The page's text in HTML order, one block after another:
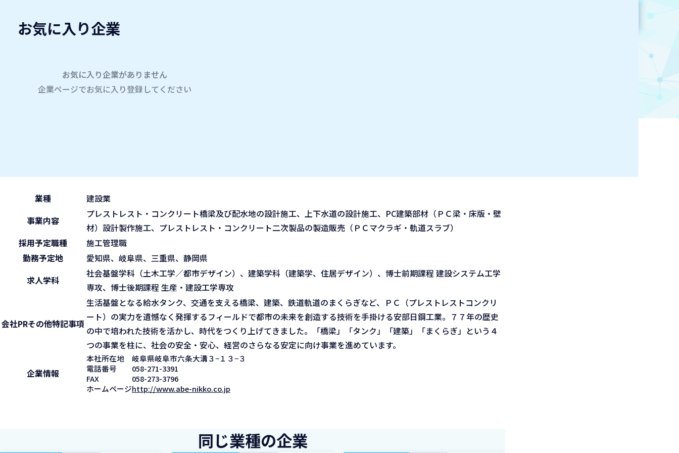
学内企業研究会2026
company
業種
建設業
事業内容
プレストレスト・コンクリート橋梁及び配水地の設計施工、上下水道の設計施工、PC建築部材（ＰＣ梁・床版・壁
材）設計製作施工、プレストレスト・コンクリート二次製品の製造販売（ＰＣマクラギ・軌道スラブ）
採用予定職種
施工管理職
勤務予定地
愛知県、岐阜県、三重県、静岡県
求人学科
社会基盤学科（土木工学／都市デザイン）、建築学科（建築学、住居デザイン）、博士前期課程 建設システム工学
専攻、博士後期課程 生産・建設工学専攻
会社PRその他特記事項
生活基盤となる給水タンク、交通を支える橋梁、建築、鉄道軌道のまくらぎなど、ＰＣ（プレストレストコンクリ
ート）の実力を遺憾なく発揮するフィールドで都市の未来を創造する技術を手掛ける安部日鋼工業。７７年の歴史
の中で培われた技術を活かし、時代をつくり上げてきました。「橋梁」「タンク」「建築」「まくらぎ」という４
つの事業を柱に、社会の安全・安心、経営のさらなる安定に向け事業を進めています。
企業情報
本社所在地
岐阜県岐阜市六条大溝３−１３−３
電話番号
058-271-3391
FAX
058-273-3796
ホームページhttp://www.abe-nikko.co.jp
同じ業種の企業
お気に入り企業
お気に入り企業がありません
企業ページでお気に入り登録してください